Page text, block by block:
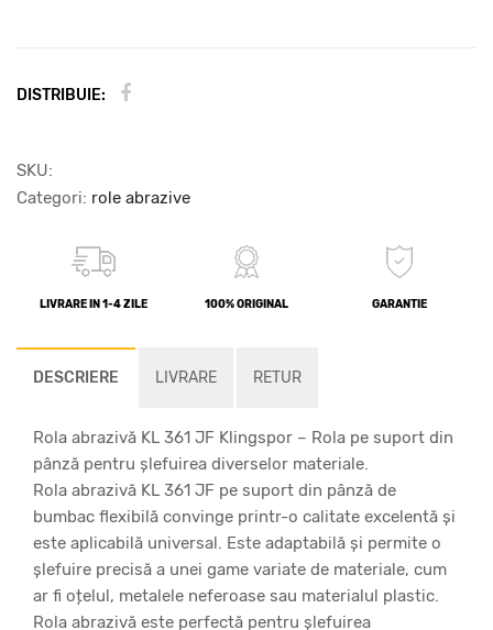
DISTRIBUIE:
SKU:
Categori: role abrazive
LIVRARE IN 1-4 ZILE 100% ORIGINAL GARANTIE
DESCRIERE LIVRARE RETUR
Rola abrazivă KL 361 JF Klingspor – Rola pe suport din
pânză pentru șlefuirea diverselor materiale.
Rola abrazivă KL 361 JF pe suport din pânză de
bumbac flexibilă convinge printr-o calitate excelentă și
este aplicabilă universal. Este adaptabilă și permite o
șlefuire precisă a unei game variate de materiale, cum
ar fi oțelul, metalele neferoase sau materialul plastic.
Rola abrazivă este perfectă pentru șlefuirea